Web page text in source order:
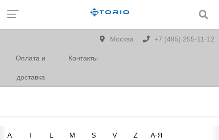
Москва +7 (495) 255-11-12
Оплата и
доставка
Контакты
A I L M S V Z А-Я